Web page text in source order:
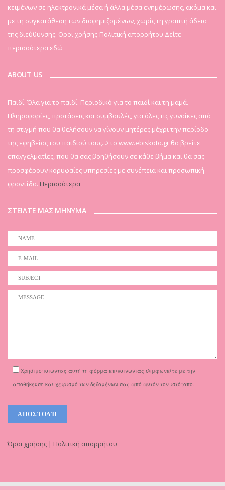
κειμένων σε ηλεκτρονικά μέσα ή άλλα μέσα ενημέρωσης, ακόμα και
με τη συγκατάθεση των διαφημιζομένων, χωρίς τη γραπτή άδεια
της διεύθυνσης. Οροι χρήσης-Πολιτική απορρήτου Δείτε
περισσότερα εδώ
ABOUT US
Παιδί. Όλα για το παιδί. Περιοδικό για το παιδί και τη μαμά.
Πληροφορίες, προτάσεις και συμβουλές, για όλες τις γυναίκες από
τη στιγμή που θα θελήσουν να γίνουν μητέρες μέχρι την περίοδο
της εφηβείας του παιδιού τους...Στο www.ebiskoto.gr θα βρείτε
επαγγελματίες, που θα σας βοηθήσουν σε κάθε βήμα και θα σας
προσφέρουν κορυφαίες υπηρεσίες με συνέπεια και προσωπική
φροντίδα. Περισσότερα
ΣΤΕΙΛΤΕ ΜΑΣ ΜΗΝΥΜΑ
Χρησιμοποιώντας αυτή τη φόρμα επικοινωνίας συμφωνείτε με την
αποθήκευση και χειρισμό των δεδομένων σας από αυτόν τον ιστότοπο.
Όροι χρήσης | Πολιτική απορρήτου